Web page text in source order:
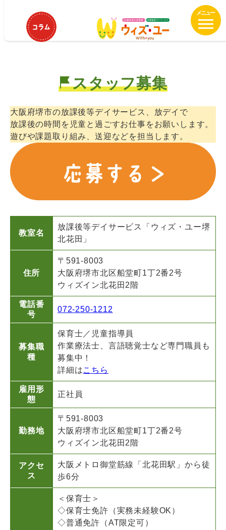
へ
移
動
ウィズ・ユー堺 北花田 保育士、児
童指導員正社員募集中！
スタッフ募集
大阪府堺市の放課後等デイサービス、放デイで
放課後の時間を児童と過ごすお仕事をお願いします。
遊びや課題取り組み、送迎などを担当します。
教室名
放課後等デイサービス「ウィズ・ユー堺
北花田」
住所
〒591-8003
大阪府堺市北区船堂町1丁2番2号
ウィズイン北花田2階
電話番
号
072-250-1212
募集職
種
保育士／児童指導員
作業療法士、言語聴覚士など専門職員も
募集中！
詳細はこちら
雇用形
態
正社員
勤務地
〒591-8003
大阪府堺市北区船堂町1丁2番2号
ウィズイン北花田2階
アクセ
ス
大阪メトロ御堂筋線「北花田駅」から徒
歩6分
＜保育士＞
◇保育士免許（実務未経験OK）
◇普通免許（AT限定可）